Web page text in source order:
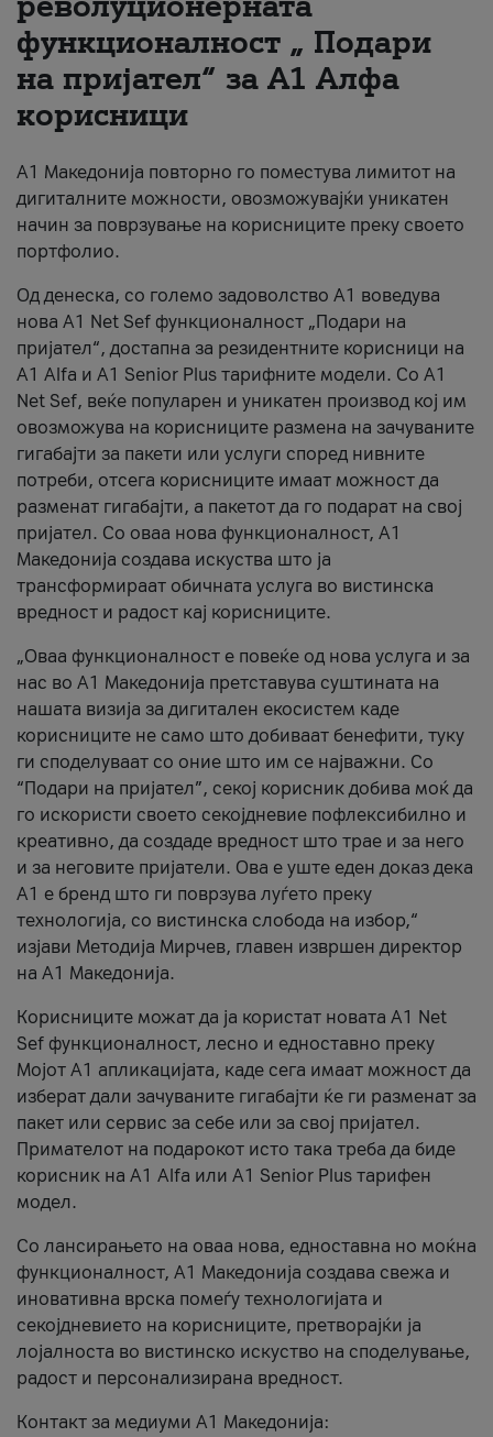
За нас
#ПодобарОнлајн
функционалност „ Подари
на пријател“ за А1 Алфа
корисници
А1 Македонија повторно го поместува лимитот на
дигиталните можности, овозможувајќи уникатен
начин за поврзување на корисниците преку своето
портфолио.
Од денеска, со големо задоволство А1 воведува
нова A1 Net Sef функционалност „Подари на
пријател“, достапна за резидентните корисници на
А1 Alfa и A1 Senior Plus тарифните модели. Со A1
Net Sef, веќе популарен и уникатен производ кој им
овозможува на корисниците размена на зачуваните
гигабајти за пакети или услуги според нивните
потреби, отсега корисниците имаат можност да
разменат гигабајти, а пакетот да го подарат на свој
пријател. Со оваа нова функционалност, А1
Македонија создава искуства што ја
трансформираат обичната услуга во вистинска
вредност и радост кај корисниците.
„Оваа функционалност е повеќе од нова услуга и за
нас во А1 Македонија претставува суштината на
нашата визија за дигитален екосистем каде
корисниците не само што добиваат бенефити, туку
ги споделуваат со оние што им се најважни. Со
“Подари на пријател”, секој корисник добива моќ да
го искористи своето секојдневие пофлексибилно и
креативно, да создаде вредност што трае и за него
и за неговите пријатели. Ова е уште еден доказ дека
А1 е бренд што ги поврзува луѓето преку
технологија, со вистинска слобода на избор,“
изјави Методија Мирчев, главен извршен директор
на А1 Македонија.
Корисниците можат да ја користат новата А1 Net
Sef функционалност, лесно и едноставно преку
Мојот А1 апликацијата, каде сега имаат можност да
изберат дали зачуваните гигабајти ќе ги разменат за
пакет или сервис за себе или за свој пријател.
Примателот на подарокот исто така треба да биде
корисник на А1 Alfa или A1 Senior Plus тарифен
модел.
Со лансирањето на оваа нова, едноставна но моќна
функционалност, А1 Македонија создава свежа и
иновативна врска помеѓу технологијата и
секојдневието на корисниците, претворајќи ја
лојалноста во вистинско искуство на споделување,
радост и персонализирана вредност.
Контакт за медиуми А1 Македонија: